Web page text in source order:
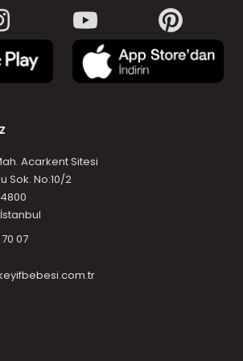
Acarkent Sitesi
Sok. No:10/2
07